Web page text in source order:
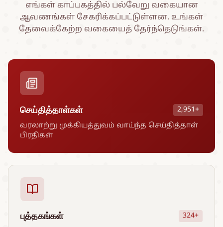
எங்கள் காப்பகத்தில் பல்வேறு வகையான
ஆவணங்கள் சேகரிக்கப்பட்டுள்ளன. உங்கள்
தேவைக்கேற்ற வகையைத் தேர்ந்தெடுங்கள்.
செய்தித்தாள்கள்
2,951+
வரலாற்று முக்கியத்துவம் வாய்ந்த செய்தித்தாள்
பிரதிகள்
புத்தகங்கள்
324+